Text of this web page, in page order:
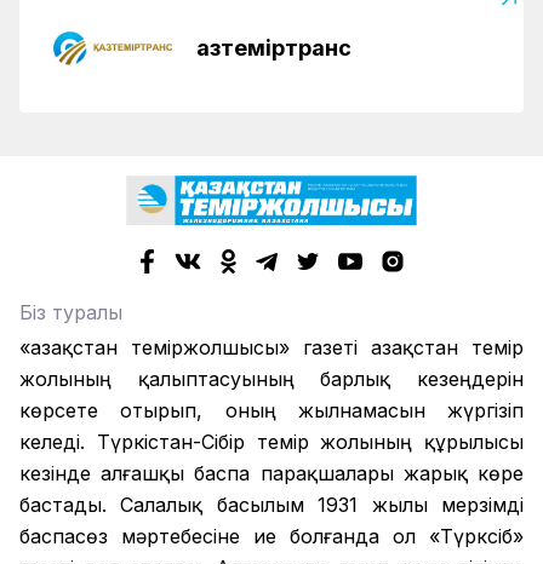
Қазтеміртранс
Біз туралы
«Қазақстан теміржолшысы» газеті Қазақстан темір
жолының қалыптасуының барлық кезеңдерін
көрсете отырып, оның жылнамасын жүргізіп
келеді. Түркістан-Сібір темір жолының құрылысы
кезінде алғашқы баспа парақшалары жарық көре
бастады. Салалық басылым 1931 жылы мерзімді
баспасөз мәртебесіне ие болғанда ол «Түрксіб»